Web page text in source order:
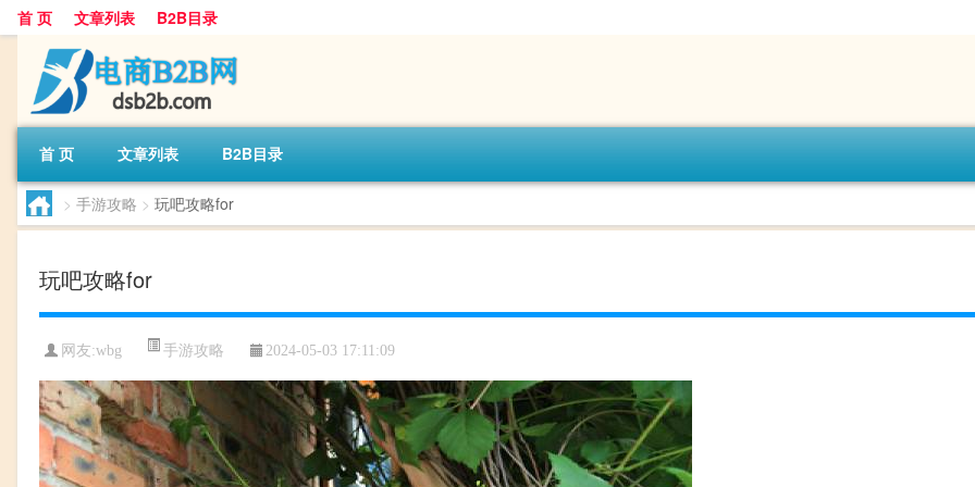
首 页 文章列表 B2B目录
首 页 文章列表 B2B目录
> 手游攻略 > 玩吧攻略for
玩吧攻略for
网友:wbg 手游攻略 2024-05-03 17:11:09